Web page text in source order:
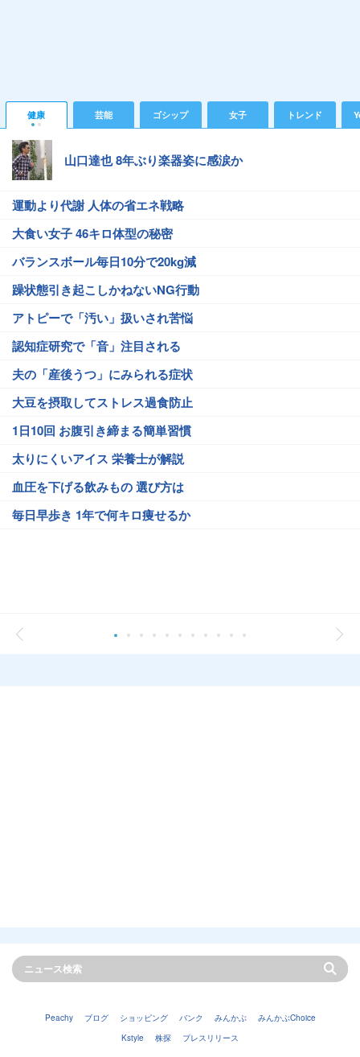
健康 芸能 ゴシップ 女子 トレンド
山口達也 8年ぶり楽器姿に感涙か
運動より代謝 人体の省エネ戦略
大食い女子 46キロ体型の秘密
バランスボール毎日10分で20kg減
躁状態引き起こしかねないNG行動
アトピーで「汚い」扱いされ苦悩
認知症研究で「音」注目される
夫の「産後うつ」にみられる症状
大豆を摂取してストレス過食防止
1日10回 お腹引き締まる簡単習慣
太りにくいアイス 栄養士が解説
血圧を下げる飲みもの 選び方は
毎日早歩き 1年で何キロ痩せるか
Peachy ブログ ショッピング バンク みんかぶ
みんかぶChoice
Kstyle
株探 プレスリリース